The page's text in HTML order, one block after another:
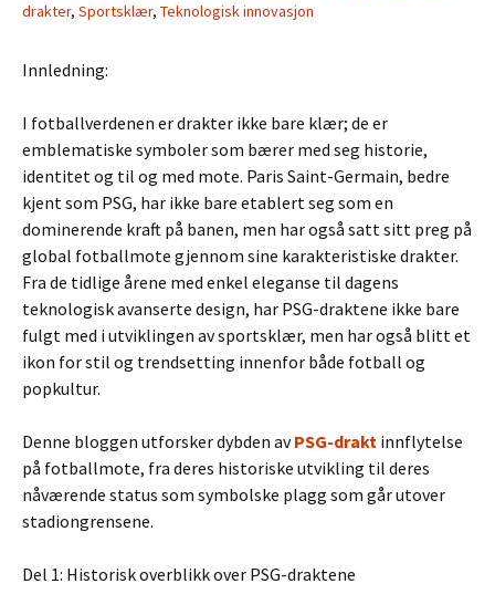
drakter, Sportsklær, Teknologisk innovasjon
Innledning:
I fotballverdenen er drakter ikke bare klær; de er
emblematiske symboler som bærer med seg historie,
identitet og til og med mote. Paris Saint-Germain, bedre
kjent som PSG, har ikke bare etablert seg som en
dominerende kraft på banen, men har også satt sitt preg på
global fotballmote gjennom sine karakteristiske drakter.
Fra de tidlige årene med enkel eleganse til dagens
teknologisk avanserte design, har PSG-draktene ikke bare
fulgt med i utviklingen av sportsklær, men har også blitt et
ikon for stil og trendsetting innenfor både fotball og
popkultur.
Denne bloggen utforsker dybden avPSG-drakt innflytelse
på fotballmote, fra deres historiske utvikling til deres
nåværende status som symbolske plagg som går utover
stadiongrensene.
Del 1: Historisk overblikk over PSG-draktene